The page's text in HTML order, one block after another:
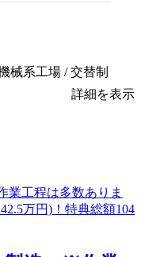
械系工場 / 交替制
詳細を表示